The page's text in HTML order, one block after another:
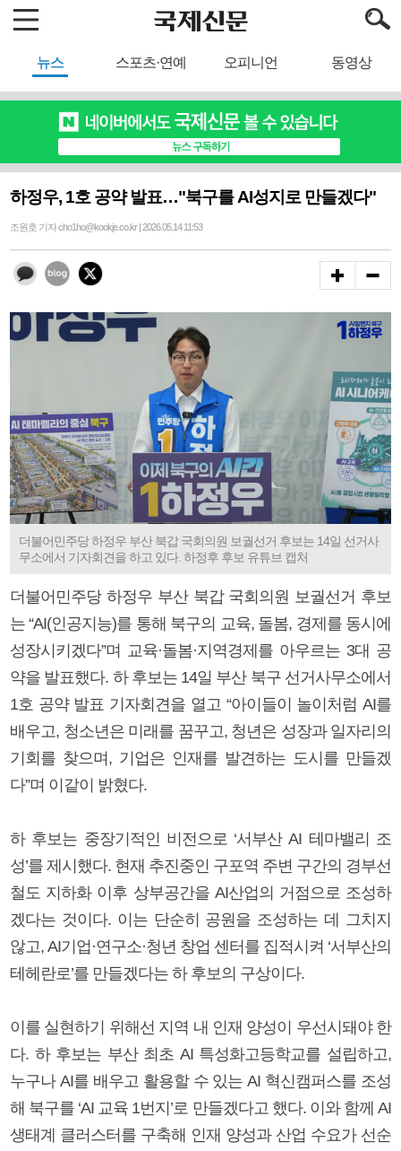
뉴스 스포츠·연예 오피니언 동영상
하정우, 1호 공약 발표…"북구를 AI성지로 만들겠다"
조원호 기자 cho1ho@kookje.co.kr | 2026.05.14 11:53
더불어민주당 하정우 부산 북갑 국회의원 보궐선거 후보는 14일 선거사
무소에서 기자회견을 하고 있다. 하정후 후보 유튜브 캡처
더불어민주당 하정우 부산 북갑 국회의원 보궐선거 후보
는 “AI(인공지능)를 통해 북구의 교육, 돌봄, 경제를 동시에
성장시키겠다”며 교육·돌봄·지역경제를 아우르는 3대 공
약을 발표했다. 하 후보는 14일 부산 북구 선거사무소에서
1호 공약 발표 기자회견을 열고 “아이들이 놀이처럼 AI를
배우고, 청소년은 미래를 꿈꾸고, 청년은 성장과 일자리의
기회를 찾으며, 기업은 인재를 발견하는 도시를 만들겠
다”며 이같이 밝혔다.
하 후보는 중장기적인 비전으로 ‘서부산 AI 테마밸리 조
성’를 제시했다. 현재 추진중인 구포역 주변 구간의 경부선
철도 지하화 이후 상부공간을 AI산업의 거점으로 조성하
겠다는 것이다. 이는 단순히 공원을 조성하는 데 그치지
않고, AI기업·연구소·청년 창업 센터를 집적시켜 ‘서부산의
테헤란로’를 만들겠다는 하 후보의 구상이다.
이를 실현하기 위해선 지역 내 인재 양성이 우선시돼야 한
다. 하 후보는 부산 최초 AI 특성화고등학교를 설립하고,
누구나 AI를 배우고 활용할 수 있는 AI 혁신캠퍼스를 조성
해 북구를 ‘AI 교육 1번지’로 만들겠다고 했다. 이와 함께 AI
생태계 클러스터를 구축해 인재 양성과 산업 수요가 선순